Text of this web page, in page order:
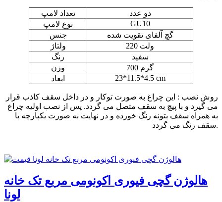
تعداد لامپ
دو عدد
نوع لامپ
GU10
جنس
گچ آلفای تقویت شده
ولتاژ
220 ولت
رنگ
سفید
وزن
700 گرم
ابعاد
23*11.5*4.5 cm
روش نصب : این چراغ به صورت توکار و در داخل سقف کاذب قرار
می گیرد و با پیچ به سقف متصل می گردد. پس از نصب اولیه چراغ
به همراه سقف بتونه رنگ خورده و در نهایت به صورت یکپارچه با
سقف رنگ می گردد.
هالوژن گچی فیوری اکونومی مربع تک خانه
لونا